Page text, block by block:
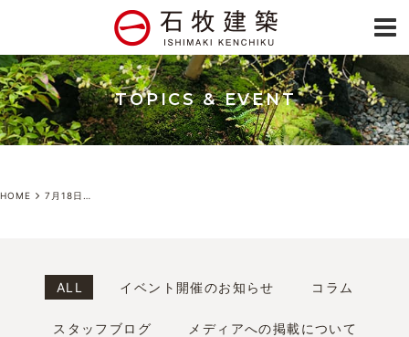
TOPICS & EVENT
HOME 7月18日～7月19日浜松市中央区新築完成見学会
ALL イベント開催のお知らせ コラム
スタッフブログ メディアへの掲載について